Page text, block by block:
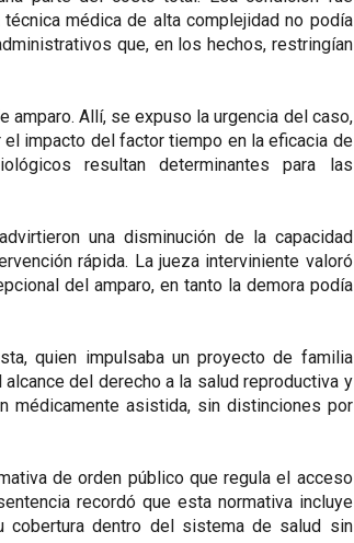
médica de alta complejidad no podía
que, en los hechos, restringían
amparo. Allí, se expuso la urgencia del caso,
impacto del factor tiempo en la eficacia de
resultan determinantes para las
una disminución de la capacidad
rápida. La jueza interviniente valoró
del amparo, en tanto la demora podía
quien impulsaba un proyecto de familia
del derecho a la salud reproductiva y
médicamente asistida, sin distinciones por
de orden público que regula el acceso
recordó que esta normativa incluye
cobertura dentro del sistema de salud sin